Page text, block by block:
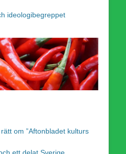
ideologibegreppet
om ”Aftonbladet kulturs